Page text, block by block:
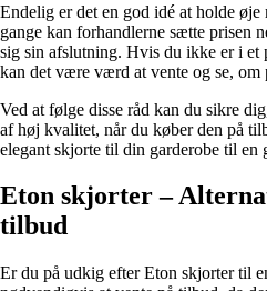
Endelig er det en god idé at holde
gange kan forhandlerne sætte prisen
sig sin afslutning. Hvis du ikke er i et
kan det være værd at vente og se, om
Ved at følge disse råd kan du sikre
af høj kvalitet, når du køber den på
elegant skjorte til din garderobe til en
Eton skjorter –
tilbud
Er du på udkig efter Eton skjorter til